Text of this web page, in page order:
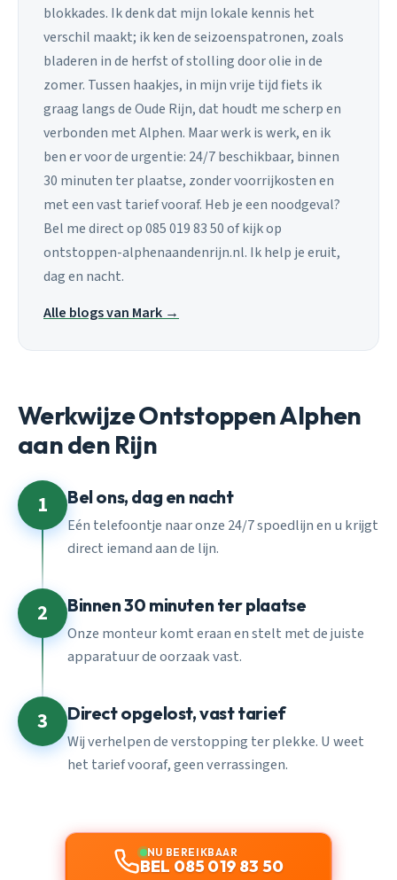
blokkades. Ik denk dat mijn lokale kennis het
verschil maakt; ik ken de seizoenspatronen, zoals
bladeren in de herfst of stolling door olie in de
zomer. Tussen haakjes, in mijn vrije tijd fiets ik
graag langs de Oude Rijn, dat houdt me scherp en
verbonden met Alphen. Maar werk is werk, en ik
ben er voor de urgentie: 24/7 beschikbaar, binnen
30 minuten ter plaatse, zonder voorrijkosten en
met een vast tarief vooraf. Heb je een noodgeval?
Bel me direct op 085 019 83 50 of kijk op
ontstoppen-alphenaandenrijn.nl. Ik help je eruit,
dag en nacht.
Alle blogs van Mark →
Werkwijze Ontstoppen Alphen
aan den Rijn
1 Bel ons, dag en nacht
Eén telefoontje naar onze 24/7 spoedlijn en u krijgt
direct iemand aan de lijn.
2 Binnen 30 minuten ter plaatse
Onze monteur komt eraan en stelt met de juiste
apparatuur de oorzaak vast.
3 Direct opgelost, vast tarief
Wij verhelpen de verstopping ter plekke. U weet
het tarief vooraf, geen verrassingen.
NU BEREIKBAAR
BEL 085 019 83 50